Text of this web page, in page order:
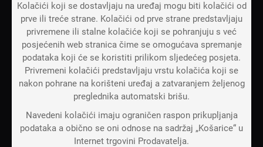
Kolačići koji se dostavljaju na uređaj mogu biti kolačići od
prve ili treće strane. Kolačići od prve strane predstavljaju
privremene ili stalne kolačiće koji se pohranjuju s već
posjećenih web stranica čime se omogućava spremanje
podataka koji će se koristiti prilikom sljedećeg posjeta.
Privremeni kolačići predstavljaju vrstu kolačića koji se
nakon pohrane na korišteni uređaj a zatvaranjem željenog
preglednika automatski brišu.
Navedeni kolačići imaju ograničen raspon prikupljanja
podataka a obično se oni odnose na sadržaj „Košarice“ u
Internet trgovini Prodavatelja.